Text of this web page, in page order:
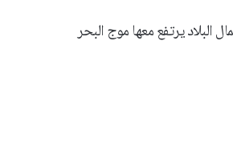
يرتفع معها موج البحر